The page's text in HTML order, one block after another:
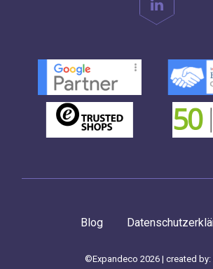
Blog
©Expandeco 2026 | created by: